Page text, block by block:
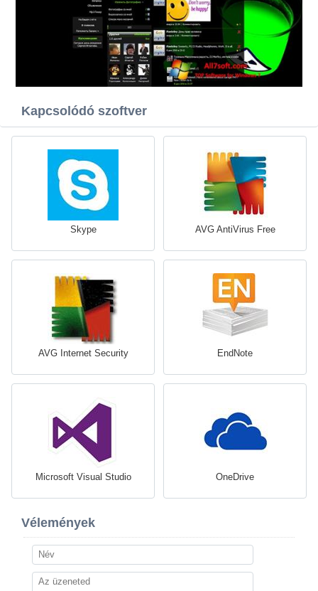
Kapcsolódó szoftver
Skype AVG AntiVirus Free
AVG Internet Security EndNote
Microsoft Visual Studio OneDrive
Vélemények